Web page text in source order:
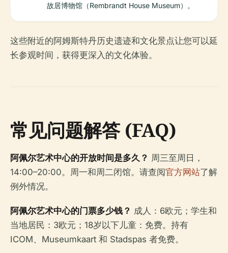
故居博物馆（Rembrandt House Museum）。
这些附近的阿姆斯特丹历史遗迹和文化景点让您可以延
长参观时间，获得更深入的文化体验。
常见问题解答 (FAQ)
阿佩尔艺术中心的开放时间是多久？ 周三至周日，
14:00–20:00。周一和周二闭馆。请查阅官方网站了解
例外情况。
阿佩尔艺术中心的门票多少钱？ 成人：6欧元；学生和
当地居民：3欧元；18岁以下儿童：免费。持有
ICOM、Museumkaart 和 Stadspas 者免费。